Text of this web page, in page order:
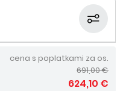
cena s poplatkami za os.
691,00 €
624,10 €